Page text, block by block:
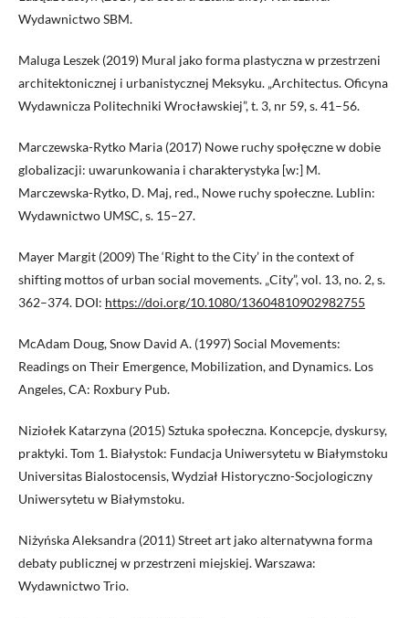
Wydawnictwo SBM.
Maluga Leszek (2019) Mural jako forma plastyczna w przestrzeni
architektonicznej i urbanistycznej Meksyku. „Architectus. Oficyna
Wydawnicza Politechniki Wrocławskiej”, t. 3, nr 59, s. 41–56.
Marczewska-Rytko Maria (2017) Nowe ruchy społęczne w dobie
globalizacji: uwarunkowania i charakterystyka [w:] M.
Marczewska-Rytko, D. Maj, red., Nowe ruchy społeczne. Lublin:
Wydawnictwo UMSC, s. 15–27.
Mayer Margit (2009) The ‘Right to the City’ in the context of
shifting mottos of urban social movements. „City”, vol. 13, no. 2, s.
362–374. DOI: https://doi.org/10.1080/13604810902982755
McAdam Doug, Snow David A. (1997) Social Movements:
Readings on Their Emergence, Mobilization, and Dynamics. Los
Angeles, CA: Roxbury Pub.
Niziołek Katarzyna (2015) Sztuka społeczna. Koncepcje, dyskursy,
praktyki. Tom 1. Białystok: Fundacja Uniwersytetu w Białymstoku
Universitas Bialostocensis, Wydział Historyczno-Socjologiczny
Uniwersytetu w Białymstoku.
Niżyńska Aleksandra (2011) Street art jako alternatywna forma
debaty publicznej w przestrzeni miejskiej. Warszawa:
Wydawnictwo Trio.